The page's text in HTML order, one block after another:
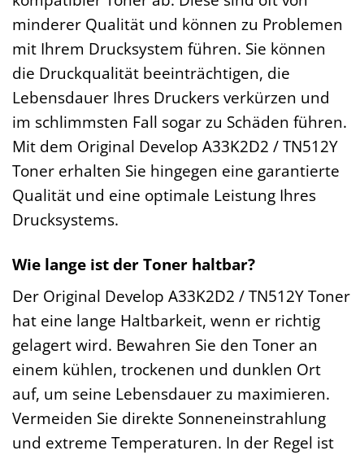
minderer Qualität und können zu Problemen
mit Ihrem Drucksystem führen. Sie können
die Druckqualität beeinträchtigen, die
Lebensdauer Ihres Druckers verkürzen und
im schlimmsten Fall sogar zu Schäden führen.
Mit dem Original Develop A33K2D2 / TN512Y
Toner erhalten Sie hingegen eine garantierte
Qualität und eine optimale Leistung Ihres
Drucksystems.
Wie lange ist der Toner haltbar?
Der Original Develop A33K2D2 / TN512Y Toner
hat eine lange Haltbarkeit, wenn er richtig
gelagert wird. Bewahren Sie den Toner an
einem kühlen, trockenen und dunklen Ort
auf, um seine Lebensdauer zu maximieren.
Vermeiden Sie direkte Sonneneinstrahlung
und extreme Temperaturen. In der Regel ist